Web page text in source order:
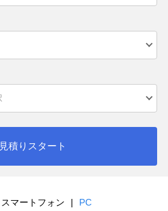
見積りスタート
スマートフォン | PC